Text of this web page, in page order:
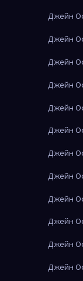
Джейн
Джейн
Джейн
Джейн
Джейн
Джейн
Джейн
Джейн
Джейн
Джейн
Джейн
Джейн